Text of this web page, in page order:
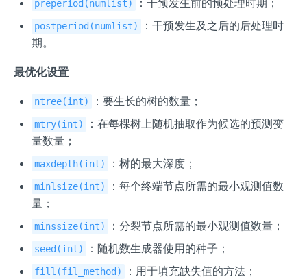
preperiod(numlist)
postperiod(numlist)
：干预发生及之后的后处理时
期。
最优化设置
ntree(int) ：要生长的树的数量；
mtry(int)
：在每棵树上随机抽取作为候选的预测变
量数量；
maxdepth(int) ：树的最大深度；
minlsize(int)
：每个终端节点所需的最小观测值数
量；
minssize(int) ：分裂节点所需的最小观测值数量；
seed(int) ：随机数生成器使用的种子；
fill(fil_method) ：用于填充缺失值的方法；